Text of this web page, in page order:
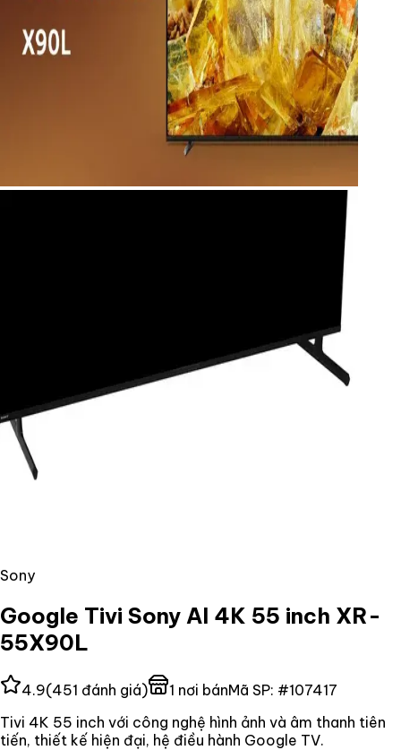
Sony
Google Tivi Sony AI 4K 55 inch XR-
55X90L
4.9(451 đánh giá) 1 nơi bánMã SP: #107417
Tivi 4K 55 inch với công nghệ hình ảnh và âm thanh tiên
tiến, thiết kế hiện đại, hệ điều hành Google TV.